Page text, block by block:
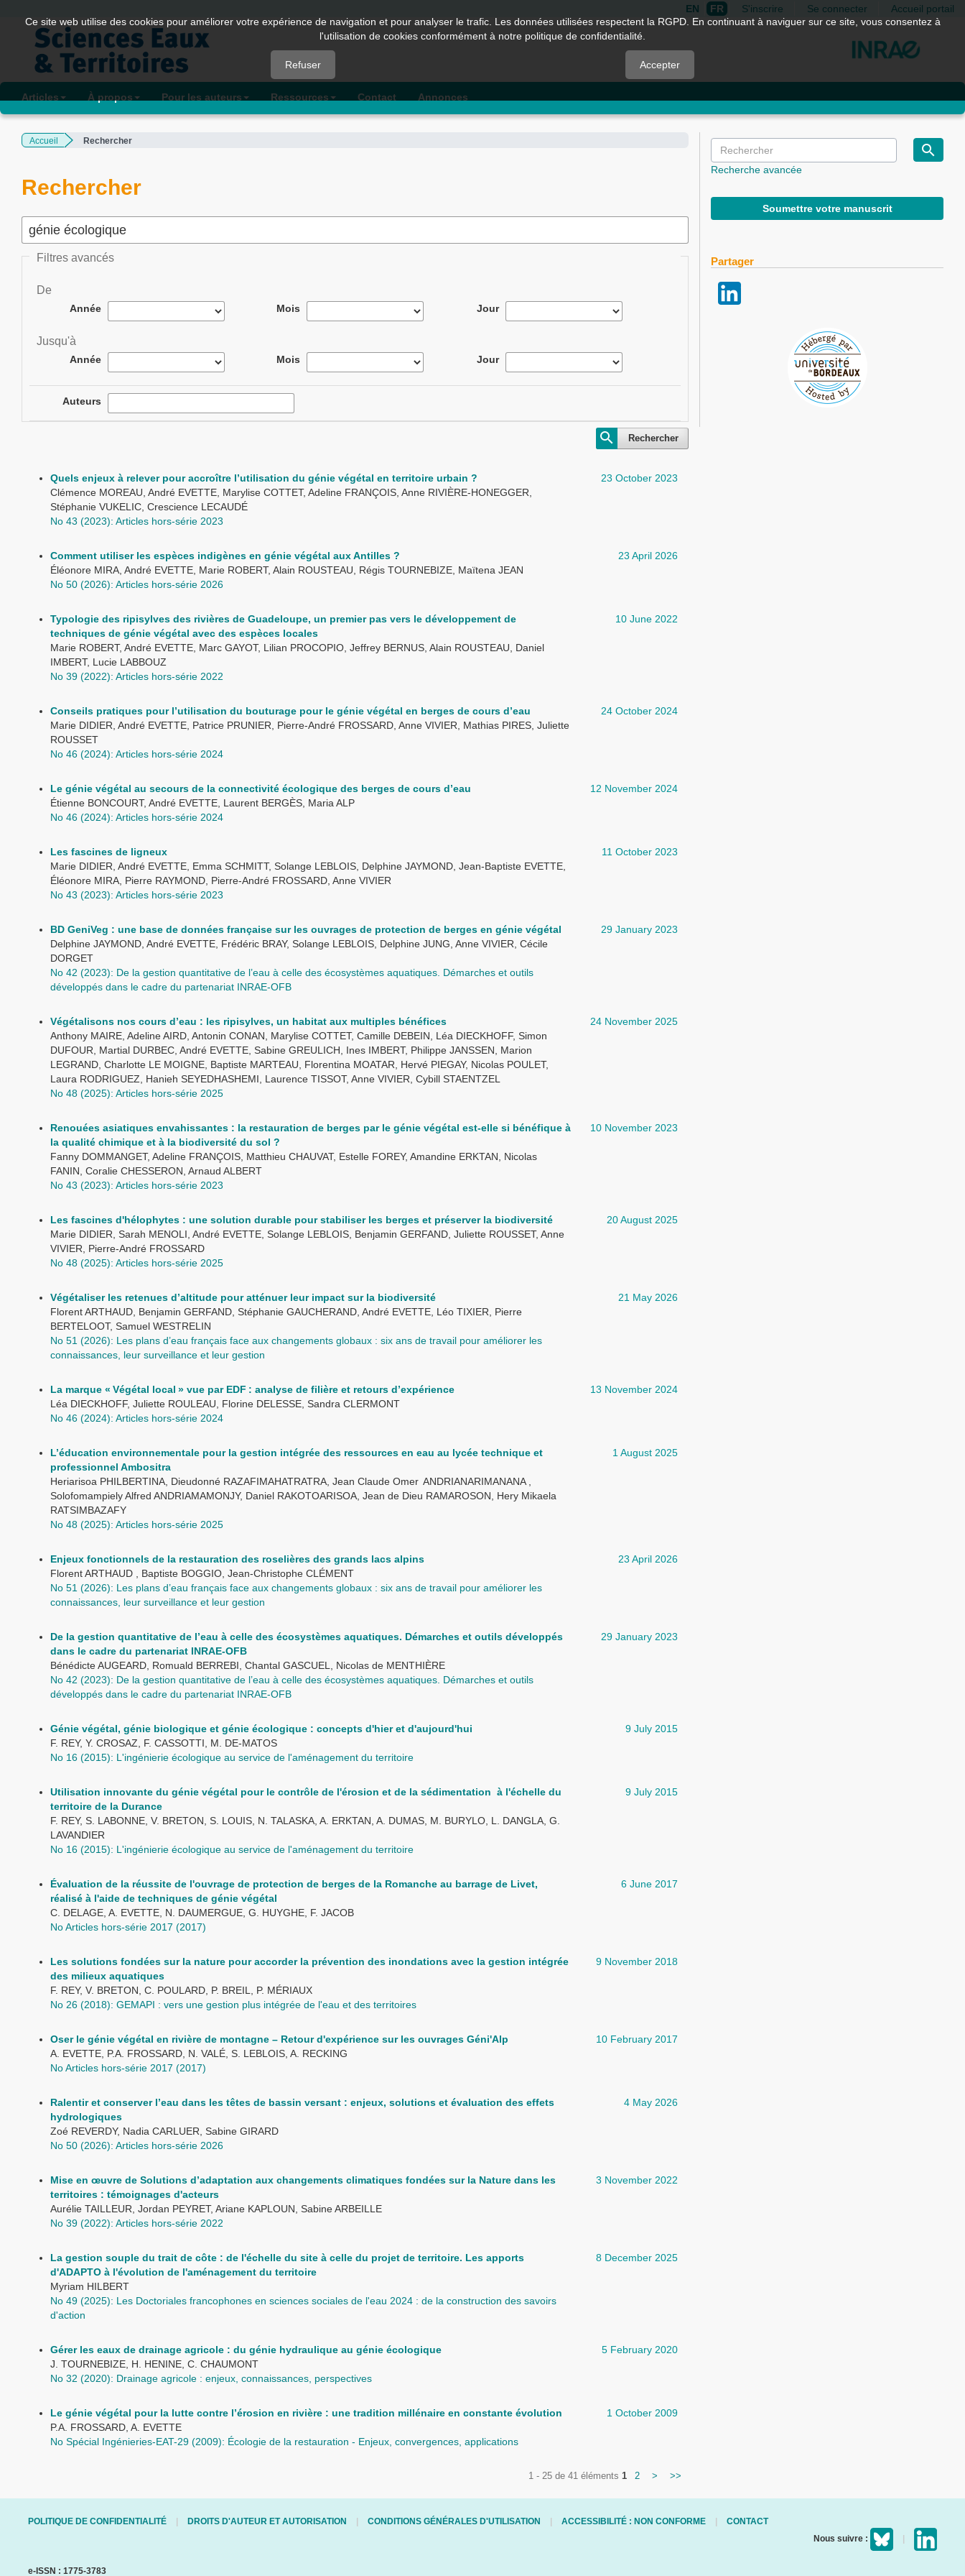
Quick
jump
page
content
Navigation
Main
Sidebar
EN FR S'inscrire Se connecter Accueil portail
Articles À propos Pour les auteurs Ressources Contact Annonces
Accueil Rechercher
Rechercher
Filtres avancés
De
Année Mois Jour
Jusqu'à
Année Mois Jour
Auteurs
Rechercher
23 October 2023
Quels enjeux à relever pour accroître l’utilisation du génie végétal en territoire urbain ?
Clémence MOREAU, André EVETTE, Marylise COTTET, Adeline FRANÇOIS, Anne RIVIÈRE-HONEGGER,
Stéphanie VUKELIC, Crescience LECAUDÉ
No 43 (2023): Articles hors-série 2023
23 April 2026
Comment utiliser les espèces indigènes en génie végétal aux Antilles ?
Éléonore MIRA, André EVETTE, Marie ROBERT, Alain ROUSTEAU, Régis TOURNEBIZE, Maïtena JEAN
No 50 (2026): Articles hors-série 2026
10 June 2022
Typologie des ripisylves des rivières de Guadeloupe, un premier pas vers le développement de
techniques de génie végétal avec des espèces locales
Marie ROBERT, André EVETTE, Marc GAYOT, Lilian PROCOPIO, Jeffrey BERNUS, Alain ROUSTEAU, Daniel
IMBERT, Lucie LABBOUZ
No 39 (2022): Articles hors-série 2022
24 October 2024
Conseils pratiques pour l’utilisation du bouturage pour le génie végétal en berges de cours d’eau
Marie DIDIER, André EVETTE, Patrice PRUNIER, Pierre-André FROSSARD, Anne VIVIER, Mathias PIRES, Juliette
ROUSSET
No 46 (2024): Articles hors-série 2024
12 November 2024
Le génie végétal au secours de la connectivité écologique des berges de cours d’eau
Étienne BONCOURT, André EVETTE, Laurent BERGÈS, Maria ALP
No 46 (2024): Articles hors-série 2024
11 October 2023
Les fascines de ligneux
Marie DIDIER, André EVETTE, Emma SCHMITT, Solange LEBLOIS, Delphine JAYMOND, Jean-Baptiste EVETTE,
Éléonore MIRA, Pierre RAYMOND, Pierre-André FROSSARD, Anne VIVIER
No 43 (2023): Articles hors-série 2023
29 January 2023
BD GeniVeg : une base de données française sur les ouvrages de protection de berges en génie végétal
Delphine JAYMOND, André EVETTE, Frédéric BRAY, Solange LEBLOIS, Delphine JUNG, Anne VIVIER, Cécile
DORGET
No 42 (2023): De la gestion quantitative de l’eau à celle des écosystèmes aquatiques. Démarches et outils
développés dans le cadre du partenariat INRAE-OFB
24 November 2025
Végétalisons nos cours d’eau : les ripisylves, un habitat aux multiples bénéfices
Anthony MAIRE, Adeline AIRD, Antonin CONAN, Marylise COTTET, Camille DEBEIN, Léa DIECKHOFF, Simon
DUFOUR, Martial DURBEC, André EVETTE, Sabine GREULICH, Ines IMBERT, Philippe JANSSEN, Marion
LEGRAND, Charlotte LE MOIGNE, Baptiste MARTEAU, Florentina MOATAR, Hervé PIEGAY, Nicolas POULET,
Laura RODRIGUEZ, Hanieh SEYEDHASHEMI, Laurence TISSOT, Anne VIVIER, Cybill STAENTZEL
No 48 (2025): Articles hors-série 2025
10 November 2023
Renouées asiatiques envahissantes : la restauration de berges par le génie végétal est-elle si bénéfique à
la qualité chimique et à la biodiversité du sol ?
Fanny DOMMANGET, Adeline FRANÇOIS, Matthieu CHAUVAT, Estelle FOREY, Amandine ERKTAN, Nicolas
FANIN, Coralie CHESSERON, Arnaud ALBERT
No 43 (2023): Articles hors-série 2023
20 August 2025
Les fascines d'hélophytes : une solution durable pour stabiliser les berges et préserver la biodiversité
Marie DIDIER, Sarah MENOLI, André EVETTE, Solange LEBLOIS, Benjamin GERFAND, Juliette ROUSSET, Anne
VIVIER, Pierre-André FROSSARD
No 48 (2025): Articles hors-série 2025
21 May 2026
Végétaliser les retenues d’altitude pour atténuer leur impact sur la biodiversité
Florent ARTHAUD, Benjamin GERFAND, Stéphanie GAUCHERAND, André EVETTE, Léo TIXIER, Pierre
BERTELOOT, Samuel WESTRELIN
No 51 (2026): Les plans d’eau français face aux changements globaux : six ans de travail pour améliorer les
connaissances, leur surveillance et leur gestion
13 November 2024
La marque « Végétal local » vue par EDF : analyse de filière et retours d’expérience
Léa DIECKHOFF, Juliette ROULEAU, Florine DELESSE, Sandra CLERMONT
No 46 (2024): Articles hors-série 2024
1 August 2025
L’éducation environnementale pour la gestion intégrée des ressources en eau au lycée technique et
professionnel Ambositra
Heriarisoa PHILBERTINA, Dieudonné RAZAFIMAHATRATRA, Jean Claude Omer ANDRIANARIMANANA ,
Solofomampiely Alfred ANDRIAMAMONJY, Daniel RAKOTOARISOA, Jean de Dieu RAMAROSON, Hery Mikaela
RATSIMBAZAFY
No 48 (2025): Articles hors-série 2025
23 April 2026
Enjeux fonctionnels de la restauration des roselières des grands lacs alpins
Florent ARTHAUD , Baptiste BOGGIO, Jean-Christophe CLÉMENT
No 51 (2026): Les plans d’eau français face aux changements globaux : six ans de travail pour améliorer les
connaissances, leur surveillance et leur gestion
29 January 2023
De la gestion quantitative de l’eau à celle des écosystèmes aquatiques. Démarches et outils développés
dans le cadre du partenariat INRAE-OFB
Bénédicte AUGEARD, Romuald BERREBI, Chantal GASCUEL, Nicolas de MENTHIÈRE
No 42 (2023): De la gestion quantitative de l’eau à celle des écosystèmes aquatiques. Démarches et outils
développés dans le cadre du partenariat INRAE-OFB
9 July 2015
Génie végétal, génie biologique et génie écologique : concepts d'hier et d'aujourd'hui
F. REY, Y. CROSAZ, F. CASSOTTI, M. DE-MATOS
No 16 (2015): L'ingénierie écologique au service de l'aménagement du territoire
9 July 2015
Utilisation innovante du génie végétal pour le contrôle de l'érosion et de la sédimentation à l'échelle du
territoire de la Durance
F. REY, S. LABONNE, V. BRETON, S. LOUIS, N. TALASKA, A. ERKTAN, A. DUMAS, M. BURYLO, L. DANGLA, G.
LAVANDIER
No 16 (2015): L'ingénierie écologique au service de l'aménagement du territoire
6 June 2017
Évaluation de la réussite de l'ouvrage de protection de berges de la Romanche au barrage de Livet,
réalisé à l'aide de techniques de génie végétal
C. DELAGE, A. EVETTE, N. DAUMERGUE, G. HUYGHE, F. JACOB
No Articles hors-série 2017 (2017)
9 November 2018
Les solutions fondées sur la nature pour accorder la prévention des inondations avec la gestion intégrée
des milieux aquatiques
F. REY, V. BRETON, C. POULARD, P. BREIL, P. MÉRIAUX
No 26 (2018): GEMAPI : vers une gestion plus intégrée de l'eau et des territoires
10 February 2017
Oser le génie végétal en rivière de montagne – Retour d'expérience sur les ouvrages Géni'Alp
A. EVETTE, P.A. FROSSARD, N. VALÉ, S. LEBLOIS, A. RECKING
No Articles hors-série 2017 (2017)
4 May 2026
Ralentir et conserver l’eau dans les têtes de bassin versant : enjeux, solutions et évaluation des effets
hydrologiques
Zoé REVERDY, Nadia CARLUER, Sabine GIRARD
No 50 (2026): Articles hors-série 2026
3 November 2022
Mise en œuvre de Solutions d’adaptation aux changements climatiques fondées sur la Nature dans les
territoires : témoignages d'acteurs
Aurélie TAILLEUR, Jordan PEYRET, Ariane KAPLOUN, Sabine ARBEILLE
No 39 (2022): Articles hors-série 2022
8 December 2025
La gestion souple du trait de côte : de l'échelle du site à celle du projet de territoire. Les apports
d'ADAPTO à l'évolution de l'aménagement du territoire
Myriam HILBERT
No 49 (2025): Les Doctoriales francophones en sciences sociales de l'eau 2024 : de la construction des savoirs
d'action
5 February 2020
Gérer les eaux de drainage agricole : du génie hydraulique au génie écologique
J. TOURNEBIZE, H. HENINE, C. CHAUMONT
No 32 (2020): Drainage agricole : enjeux, connaissances, perspectives
1 October 2009
Le génie végétal pour la lutte contre l’érosion en rivière : une tradition millénaire en constante évolution
P.A. FROSSARD, A. EVETTE
No Spécial Ingénieries-EAT-29 (2009): Écologie de la restauration - Enjeux, convergences, applications
1 - 25 de 41 éléments1 2 > >>
Recherche avancée
Soumettre votre manuscrit
Partager
POLITIQUE DE CONFIDENTIALITÉ DROITS D'AUTEUR ET AUTORISATION CONDITIONS GÉNÉRALES D'UTILISATION ACCESSIBILITÉ : NON CONFORME
CONTACT
Nous suivre :
e-ISSN : 1775-3783
Ce site web utilise des cookies pour améliorer votre expérience de navigation et pour analyser le trafic. Les données utilisées respectent la RGPD. En continuant à naviguer sur ce site, vous consentez à
l'utilisation de cookies conformément à notre politique de confidentialité.
Refuser Accepter